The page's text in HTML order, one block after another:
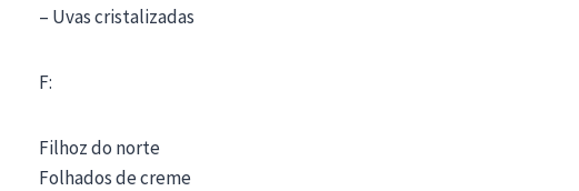
– Uvas cristalizadas
F:
Filhoz do norte
Folhados de creme